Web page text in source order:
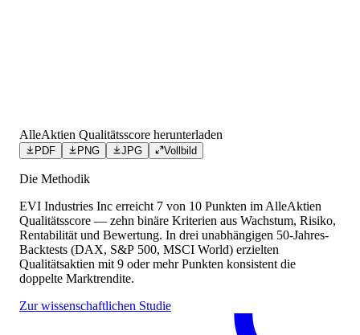
AlleAktien Qualitätsscore herunterladen
PDF PNG JPG Vollbild
Die Methodik
EVI Industries Inc erreicht 7 von 10 Punkten im AlleAktien
Qualitätsscore — zehn binäre Kriterien aus Wachstum, Risiko,
Rentabilität und Bewertung. In drei unabhängigen 50-Jahres-
Backtests (DAX, S&P 500, MSCI World) erzielten
Qualitätsaktien mit 9 oder mehr Punkten konsistent die
doppelte Marktrendite.
Zur wissenschaftlichen Studie